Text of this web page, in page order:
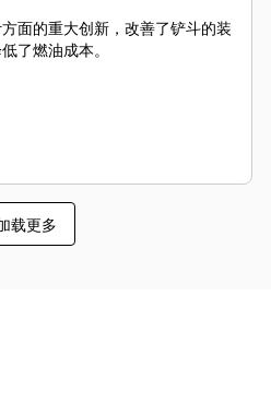
面的重大创新，改善了铲斗的装
了燃油成本。
载更多